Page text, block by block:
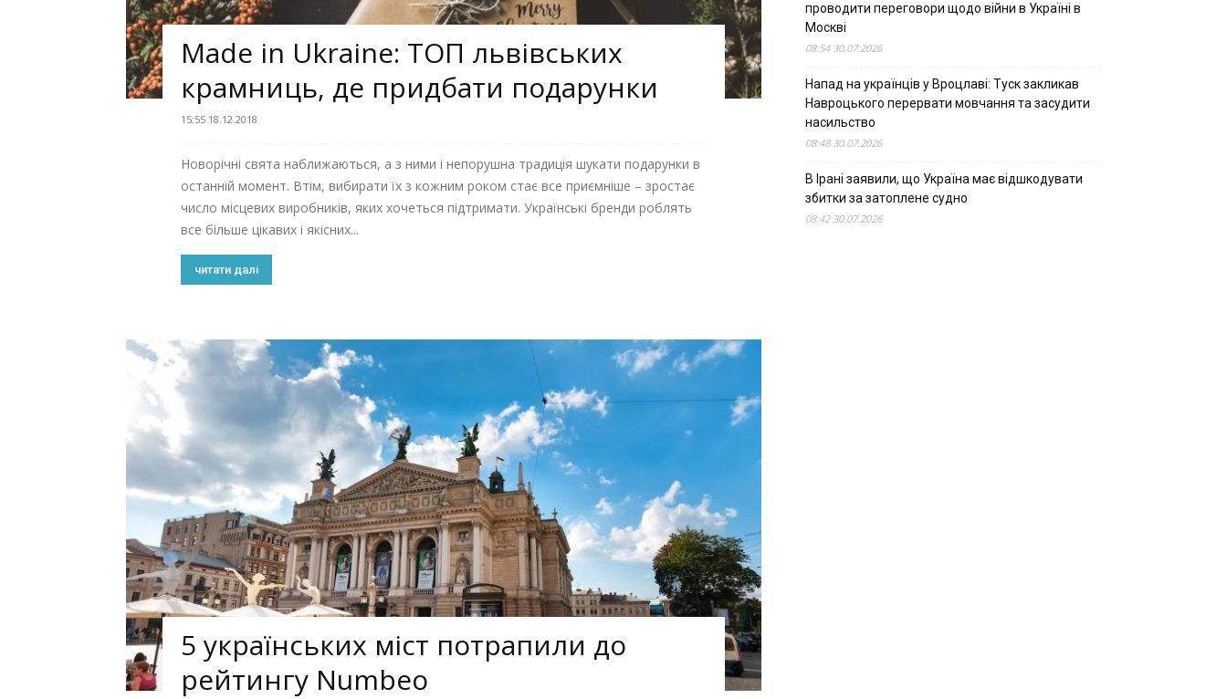
Made in Ukraine: ТОП львівських
крамниць, де придбати подарунки
15:55 18.12.2018
Новорічні свята наближаються, а з ними і непорушна традиція шукати подарунки в
останній момент. Втім, вибирати їх з кожним роком стає все приємніше – зростає
число місцевих виробників, яких хочеться підтримати. Українські бренди роблять
все більше цікавих і якісних...
читати далі
5 українських міст потрапили до
рейтингу Numbeo
проводити переговори щодо війни в Україні в
Москві
08:54 30.07.2026
Напад на українців у Вроцлаві: Туск закликав
Навроцького перервати мовчання та засудити
насильство
08:48 30.07.2026
В Ірані заявили, що Україна має відшкодувати
збитки за затоплене судно
08:42 30.07.2026